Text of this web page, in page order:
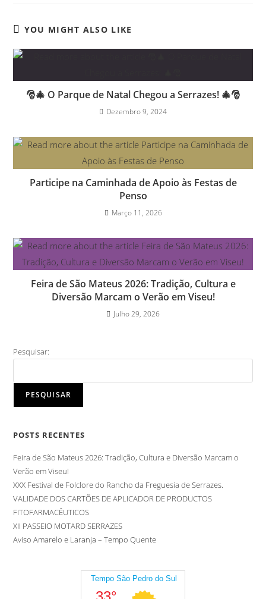
YOU MIGHT ALSO LIKE
🎅🎄 O Parque de Natal Chegou a Serrazes! 🎄🎅
Dezembro 9, 2024
Participe na Caminhada de Apoio às Festas de
Penso
Março 11, 2026
Feira de São Mateus 2026: Tradição, Cultura e
Diversão Marcam o Verão em Viseu!
Julho 29, 2026
Pesquisar:
PESQUISAR
POSTS RECENTES
Feira de São Mateus 2026: Tradição, Cultura e Diversão Marcam o
Verão em Viseu!
XXX Festival de Folclore do Rancho da Freguesia de Serrazes.
VALIDADE DOS CARTÕES DE APLICADOR DE PRODUCTOS
FITOFARMACÊUTICOS
XII PASSEIO MOTARD SERRAZES
Aviso Amarelo e Laranja – Tempo Quente